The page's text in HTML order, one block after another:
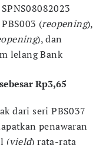
(reopening),
), dan
lelang Bank
Rp3,65
dari seri PBS037
penawaran
(yield) rata-rata